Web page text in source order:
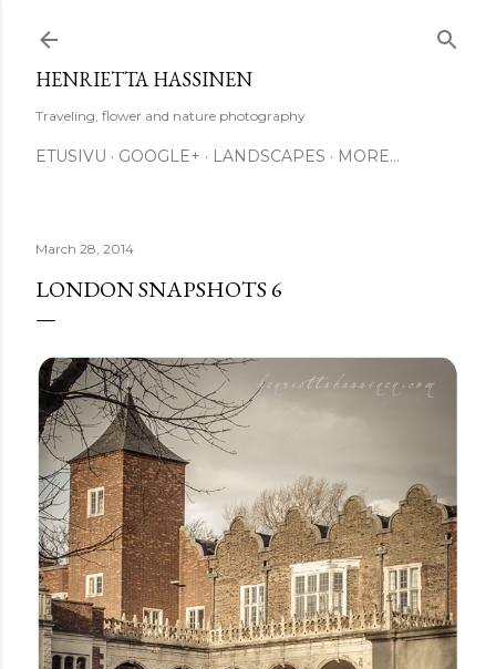
HENRIETTA HASSINEN
Traveling, flower and nature photography
ETUSIVU GOOGLE+ LANDSCAPES MORE…
March 28, 2014
LONDON SNAPSHOTS 6